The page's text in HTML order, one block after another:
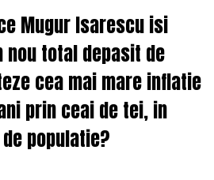
Mugur Isarescu isi
total depasit de
cea mai mare inflatie
prin ceai de tei, in
populatie?